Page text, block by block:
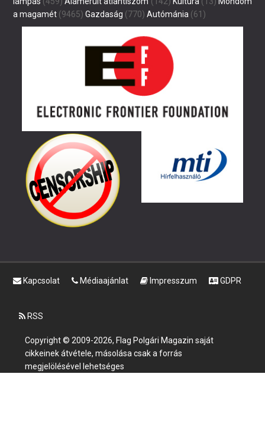
a magamét (9465) Gazdaság (770) Autómánia (61)
Kapcsolat Médiaajánlat Impresszum GDPR
RSS
Copyright © 2009-2026, Flag Polgári Magazin saját
cikkeinek átvétele, másolása csak a forrás
megjelölésével lehetséges